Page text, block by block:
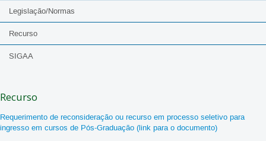
Legislação/Normas
Recurso
SIGAA
Recurso
Requerimento de reconsideração ou recurso em processo seletivo para
ingresso em cursos de Pós-Graduação (link para o documento)